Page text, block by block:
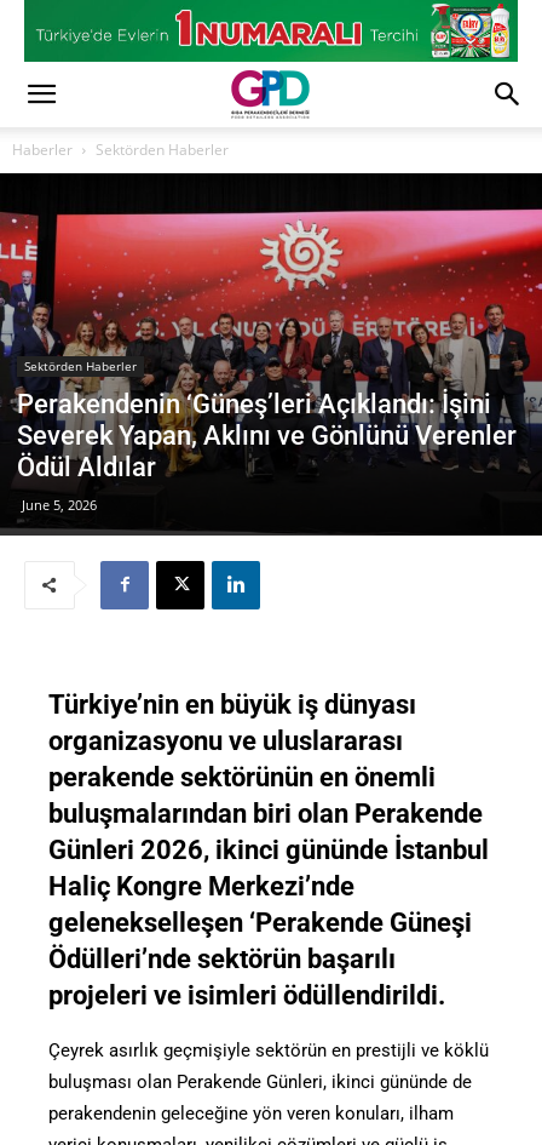
Haberler Sektörden Haberler
Sektörden Haberler
Perakendenin ‘Güneş’leri Açıklandı: İşini
Severek Yapan, Aklını ve Gönlünü Verenler
Ödül Aldılar
June 5, 2026
Türkiye’nin en büyük iş dünyası
organizasyonu ve uluslararası
perakende sektörünün en önemli
buluşmalarından biri olan Perakende
Günleri 2026, ikinci gününde İstanbul
Haliç Kongre Merkezi’nde
gelenekselleşen ‘Perakende Güneşi
Ödülleri’nde sektörün başarılı
projeleri ve isimleri ödüllendirildi.
Çeyrek asırlık geçmişiyle sektörün en prestijli ve köklü
buluşması olan Perakende Günleri, ikinci gününde de
perakendenin geleceğine yön veren konuları, ilham